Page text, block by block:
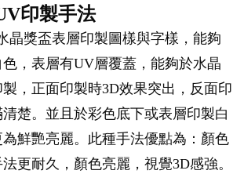
印製手法
晶獎盃表層印製圖樣與字樣，能夠
，表層有UV層覆蓋，能夠於水晶
，正面印製時3D效果突出，反面印
楚。並且於彩色底下或表層印製白
鮮艷亮麗。此種手法優點為：顏色
更耐久，顏色亮麗，視覺3D感強。